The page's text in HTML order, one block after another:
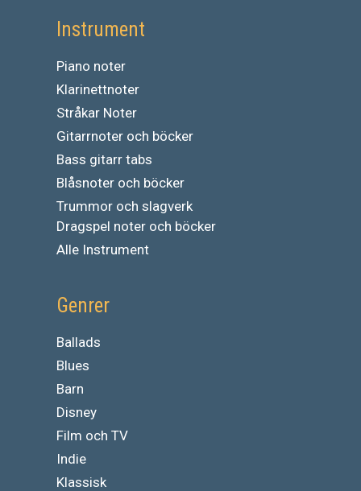
Instrument
Piano noter
Klarinettnoter
Stråkar Noter
Gitarrnoter och böcker
Bass gitarr tabs
Blåsnoter och böcker
Trummor och slagverk
Dragspel noter och böcker
Alle Instrument
Genrer
Ballads
Blues
Barn
Disney
Film och TV
Indie
Klassisk